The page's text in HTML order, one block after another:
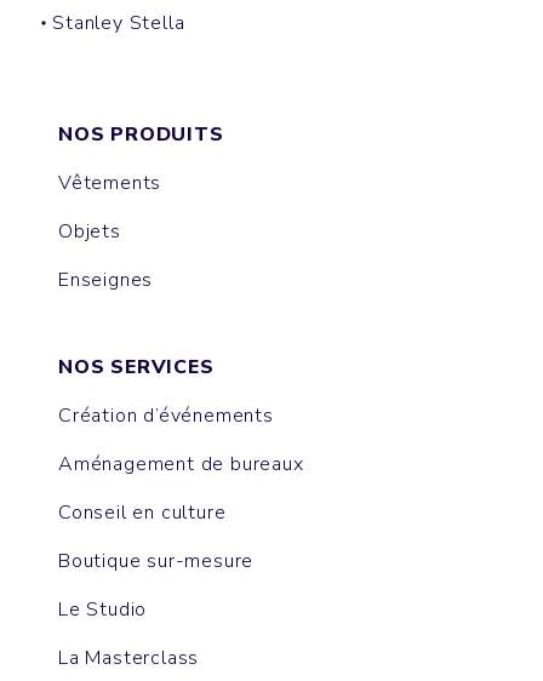
Stanley Stella
CRUISER
CHANGER
CULTIVATOR
DRUMMER
HYGGER SHERPA
TRUCKER
SLAMMER
LEDGER DRY
ALMA
IDA
MATCHER
NORA
CHASER
GAME CHANGER
RYLER
LIANNA
FEELER
THINKER
NOS PRODUITS
Vêtements
Objets
Enseignes
NOS SERVICES
Création d’événements
Aménagement de bureaux
Conseil en culture
Boutique sur-mesure
Le Studio
La Masterclass